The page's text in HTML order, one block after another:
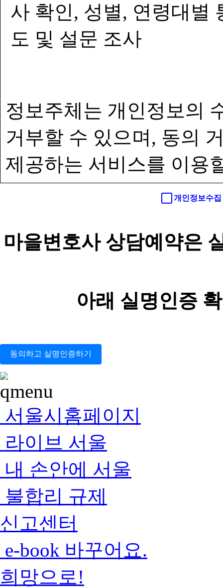
사 확인, 성별, 연령대별
도 및 설문 조사
정보주체는 개인정보의
거부할 수 있으며, 동의
제공하는 서비스를 이용
개인정보수
마을변호사 상담예약은
아래 실명인증
동의하고 실명인증하기
서울시홈페이지
라이브 서울
내 손안에 서울
불합리 규제
신고센터
e-book 바꾸어요.
희망으로!